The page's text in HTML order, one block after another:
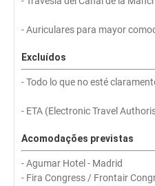
- Auriculares para mayor
Excluídos
- Todo lo que no esté
- ETA (Electronic Travel
Acomodações previstas
- Agumar Hotel - Madrid
- Fira Congress / Frontair